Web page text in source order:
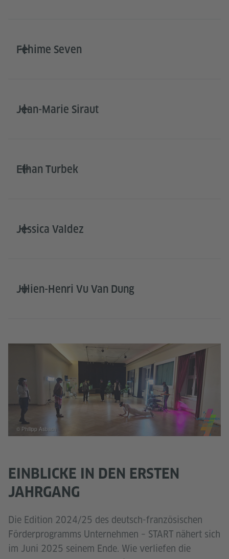
Fehime Seven
Jean-Marie Siraut
Ethan Turbek
Jessica Valdez
Julien-Henri Vu Van Dung
EINBLICKE IN DEN ERSTEN
JAHRGANG
Die Edition 2024/25 des deutsch-französischen
Förderprogramms Unternehmen – START nähert sich
im Juni 2025 seinem Ende. Wie verliefen die
© Philipp Asbach